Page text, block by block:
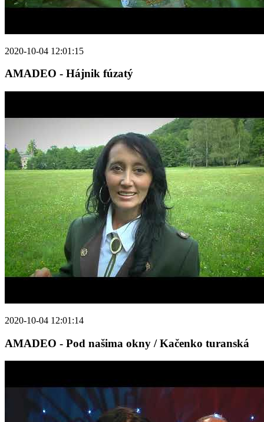
2020-10-04 12:01:15
AMADEO - Hájnik fúzatý
2020-10-04 12:01:14
AMADEO - Pod našima okny / Kačenko turanská